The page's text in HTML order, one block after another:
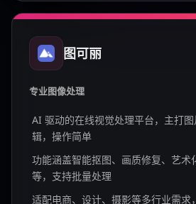
图可丽
专业图像处理
AI 驱动的在线视觉处理平台，主打
辑，操作简单
功能涵盖智能抠图、画质修复、艺术
等，支持批量处理
适配电商、设计、摄影等多行业需求